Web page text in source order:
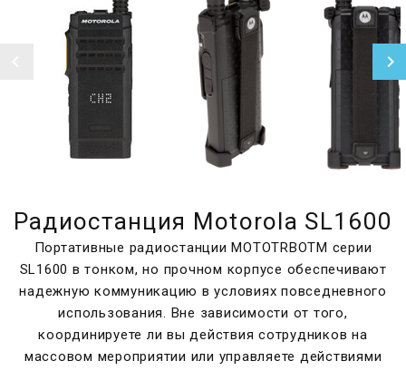
Радиостанция Motorola SL1600
Портативные радиостанции MOTOTRBOТМ серии
SL1600 в тонком, но прочном корпусе обеспечивают
надежную коммуникацию в условиях повседневного
использования. Вне зависимости от того,
координируете ли вы действия сотрудников на
массовом мероприятии или управляете действиями